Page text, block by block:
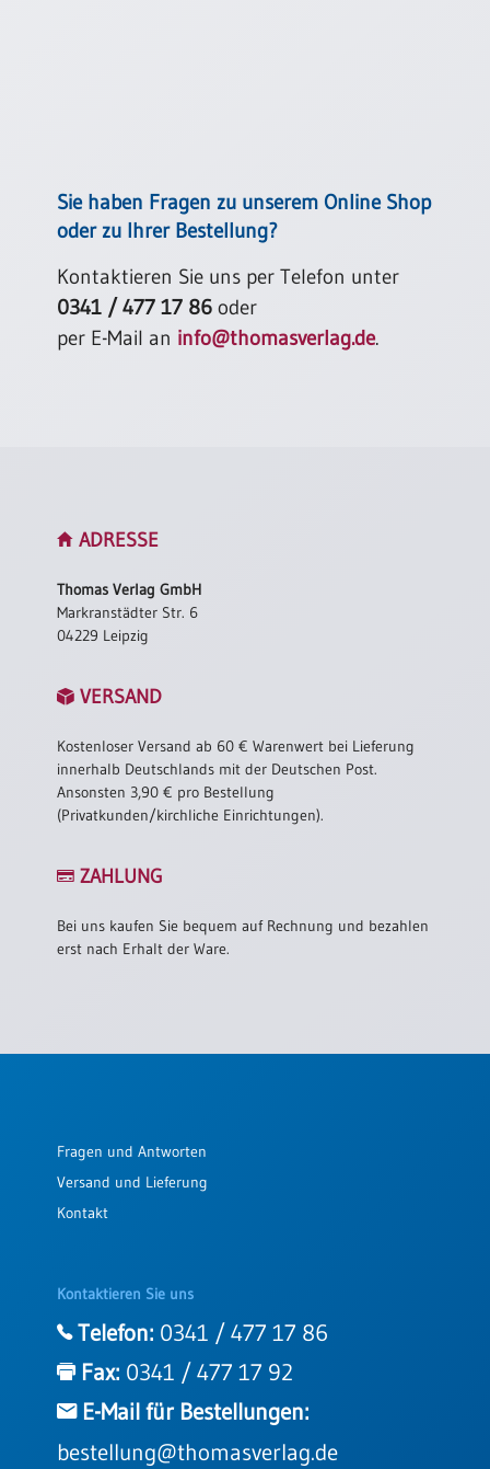
Jahreslosung
Restbestände
Sie haben Fragen zu unserem Online Shop
oder zu Ihrer Bestellung?
Kontaktieren Sie uns per Telefon unter
0341 / 477 17 86 oder
per E-Mail an info@thomasverlag.de.
ADRESSE
Thomas Verlag GmbH
Markranstädter Str. 6
04229 Leipzig
VERSAND
Kostenloser Versand ab 60 € Warenwert bei Lieferung
innerhalb Deutschlands mit der Deutschen Post.
Ansonsten 3,90 € pro Bestellung
(Privatkunden/kirchliche Einrichtungen).
ZAHLUNG
Bei uns kaufen Sie bequem auf Rechnung und bezahlen
erst nach Erhalt der Ware.
Fragen und Antworten
Versand und Lieferung
Kontakt
Kontaktieren Sie uns
Telefon: 0341 / 477 17 86
Fax: 0341 / 477 17 92
E-Mail für Bestellungen:
bestellung@thomasverlag.de